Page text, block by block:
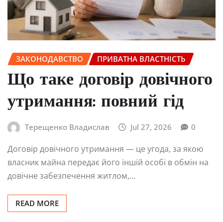
ЗАКОНОДАВСТВО ПРИВАТНА ВЛАСТНІСТЬ
Що таке договір довічного
утримання: повний гід
Терещенко Владислав Jul 27, 2026 0
Договір довічного утримання — це угода, за якою
власник майна передає його іншій особі в обмін на
довічне забезпечення житлом,…
READ MORE